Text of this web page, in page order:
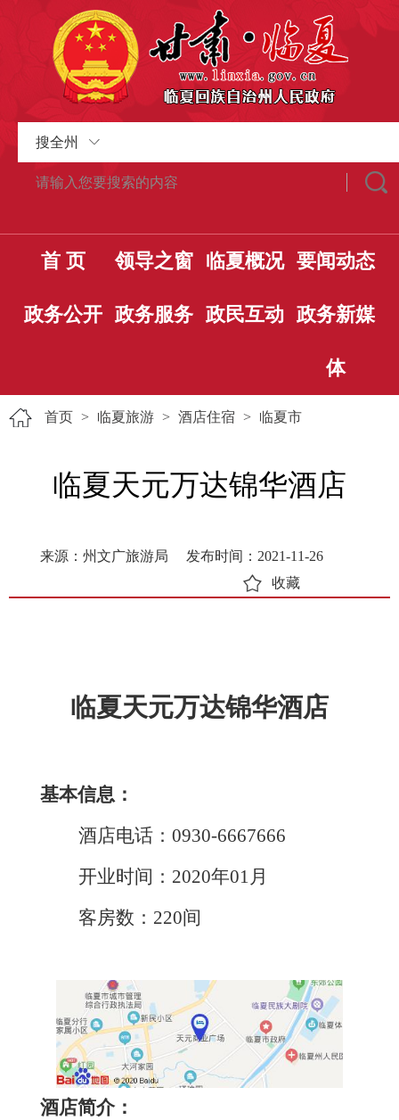
搜全州
首 页 领导之窗 临夏概况 要闻动态
政务公开 政务服务 政民互动 政务新媒
体
首页 > 临夏旅游 > 酒店住宿 > 临夏市
临夏天元万达锦华酒店
来源：州文广旅游局
发布时间：2021-11-26
收藏
临夏天元万达锦华酒店
基本信息：
酒店电话： 0930-6667666
开业时间： 2020年01月
客房数： 220间
酒店简介：